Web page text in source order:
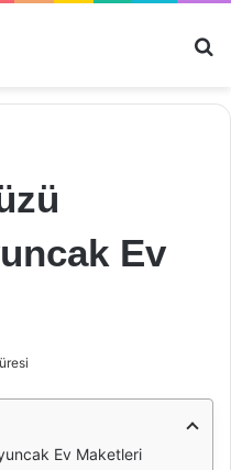
Ev
Ev Maketleri